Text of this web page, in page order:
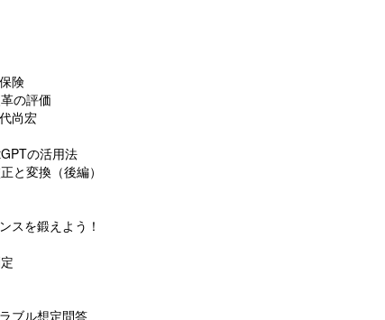
険
の評価
尚宏
の活用法
変換（後編）
スを鍛えよう！
ブル想定問答